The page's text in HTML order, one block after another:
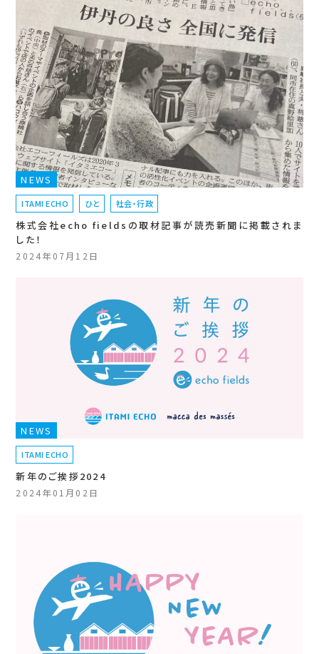
NEWS
ITAMI ECHO ひと 社会・行政
株式会社echo fieldsの取材記事が読売新聞に掲載されま
した！
2024年07月12日
NEWS
ITAMI ECHO
新年のご挨拶2024
2024年01月02日